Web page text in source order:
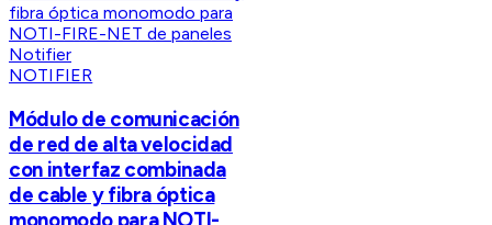
NOTIFIER
Módulo de comunicación
de red de alta velocidad
con interfaz combinada
de cable y fibra óptica
monomodo para NOTI-